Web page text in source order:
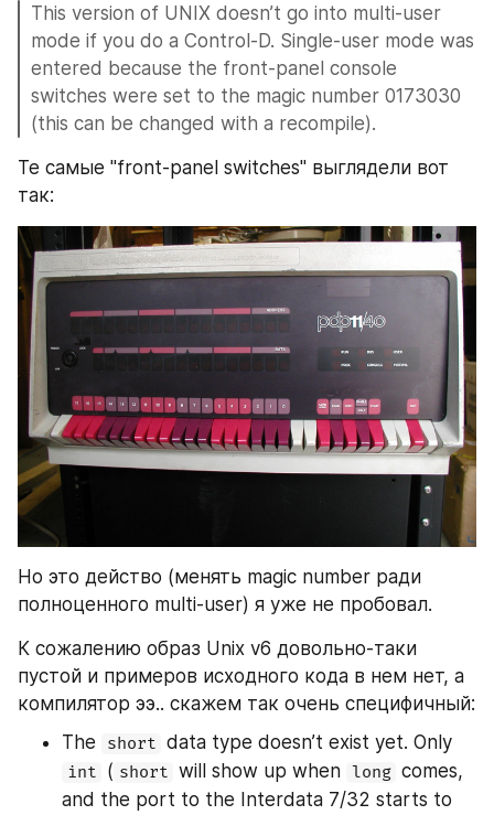
This version of UNIX doesn’t go into multi-user
mode if you do a Control-D. Single-user mode was
entered because the front-panel console
switches were set to the magic number 0173030
(this can be changed with a recompile).
Те самые "front-panel switches" выглядели вот
так:
Но это действо (менять magic number ради
полноценного multi-user) я уже не пробовал.
К сожалению образ Unix v6 довольно-таки
пустой и примеров исходного кода в нем нет, а
компилятор ээ.. скажем так очень специфичный:
The
short
int ( short will show up when long comes,
and the port to the Interdata 7/32 starts to